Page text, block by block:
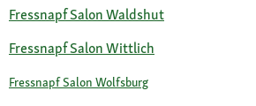
Fressnapf Salon Waldshut
Fressnapf Salon Wittlich
Fressnapf Salon Wolfsburg